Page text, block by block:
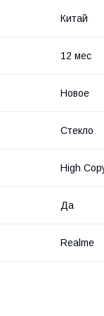
Китай
12 мес
Новое
Стекло
High
Да
Realme